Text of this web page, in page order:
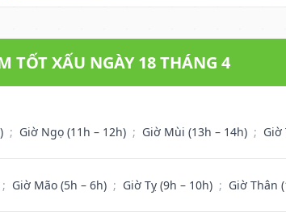
TỐT XẤU NGÀY 18 THÁNG 4
; Giờ Ngọ (11h – 12h) ; Giờ Mùi (13h – 14h) ; Giờ
; Giờ Mão (5h – 6h) ; Giờ Tỵ (9h – 10h) ; Giờ Thân